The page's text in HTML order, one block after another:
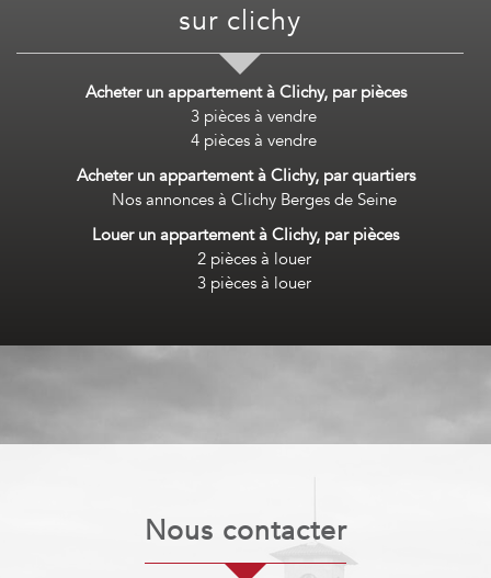
sur clichy
Acheter un appartement à Clichy, par pièces
3 pièces à vendre
4 pièces à vendre
Acheter un appartement à Clichy, par quartiers
Nos annonces à Clichy Berges de Seine
Louer un appartement à Clichy, par pièces
2 pièces à louer
3 pièces à louer
nous contacter